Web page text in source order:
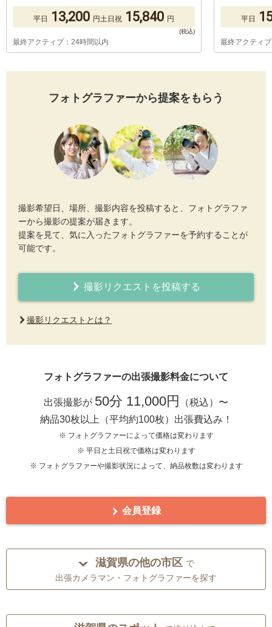
平日 13,200 円土日祝 15,840 円
最終アクティブ：24時間以内
平日
最終アクティ
フォトグラファーから提案をもらう
撮影希望日、場所、撮影内容を投稿すると、フォトグラファ
ーから撮影の提案が届きます。
提案を見て、気に入ったフォトグラファーを予約することが
可能です。
撮影リクエストを投稿する
撮影リクエストとは？
フォトグラファーの出張撮影料金について
出張撮影が 50分 11,000円
（税込）〜
納品30枚以上（平均約100枚）出張費込み！
※ フォトグラファーによって価格は変わります
※ 平日と土日祝で価格は変わります
※ フォトグラファーや撮影状況によって、納品枚数は変わります
会員登録
滋賀県の他の市区 で
出張カメラマン・フォトグラファーを探す